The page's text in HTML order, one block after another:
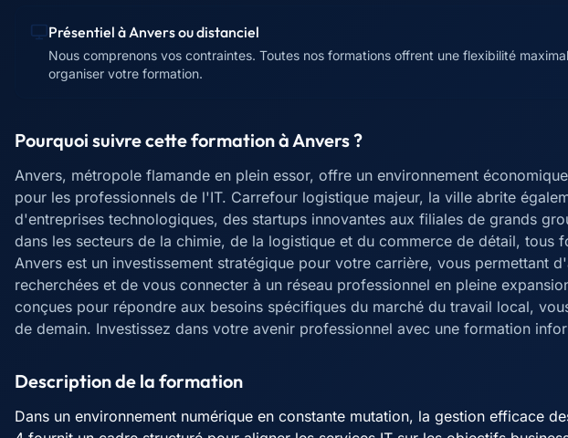
Présentiel àAnversou distanciel
Nous comprenons vos contraintes. Toutes nos formations offrent une flexibilité
organiser votre formation.
Pourquoi suivre cette formation àAnvers?
Anvers, métropole flamande en plein essor, offre un environnement
pour les professionnels de l'IT. Carrefour logistique majeur, la ville abrite
d'entreprises technologiques, des startups innovantes aux filiales de grands
dans les secteurs de la chimie, de la logistique et du commerce de détail, tous
Anvers est un investissement stratégique pour votre carrière, vous permettant
recherchées et de vous connecter à un réseau professionnel en pleine
conçues pour répondre aux besoins spécifiques du marché du travail local,
de demain. Investissez dans votre avenir professionnel avec une formation
Description de la formation
Dans un environnement numérique en constante mutation, la gestion efficace